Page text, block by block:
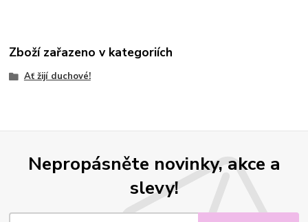
Zboží zařazeno v kategoriích
Ať žijí duchové!
Nepropásněte novinky, akce a
slevy!